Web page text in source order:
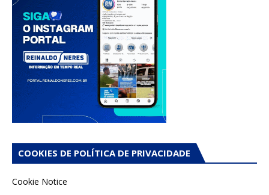
COOKIES DE POLÍTICA DE PRIVACIDADE
Cookie Notice